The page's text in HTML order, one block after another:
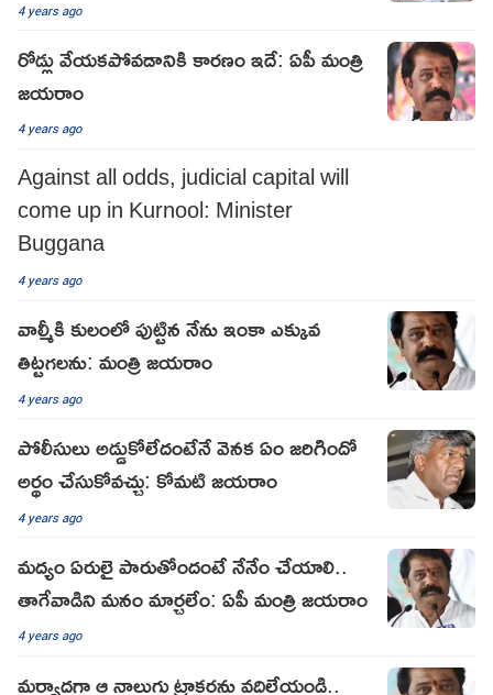
4 years ago
రోడ్లు వేయకపోవడానికి కారణం ఇదే: ఏపీ మంత్రి
జయరాం
4 years ago
Against all odds, judicial capital will
come up in Kurnool: Minister
Buggana
4 years ago
వాల్మీకి కులంలో పుట్టిన నేను ఇంకా ఎక్కువ
తిట్టగలను: మంత్రి జయరాం
4 years ago
పోలీసులు అడ్డుకోలేదంటేనే వెనక ఏం జరిగిందో
అర్థం చేసుకోవచ్చు: కోమటి జయరాం
4 years ago
మద్యం ఏరులై పారుతోందంటే నేనేం చేయాలి..
తాగేవాడిని మనం మార్చలేం: ఏపీ మంత్రి జయరాం
4 years ago
మర్యాదగా ఆ నాలుగు ట్రాక్టర్లను వదిలేయండి..